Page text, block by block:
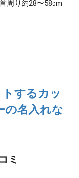
周り約28〜58cm
するカッ
の名入れな
ミ